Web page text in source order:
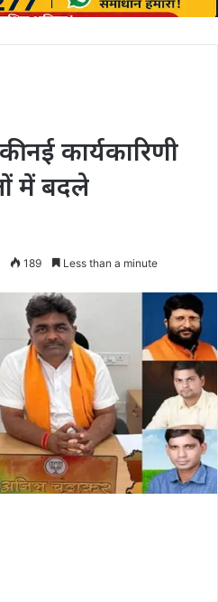
नई कार्यकारिणी
में बदले
189 Less than a minute